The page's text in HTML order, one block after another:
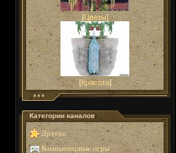
[Цветы]
[Красота]
Категории каналов
Другое
Компьютерные игры